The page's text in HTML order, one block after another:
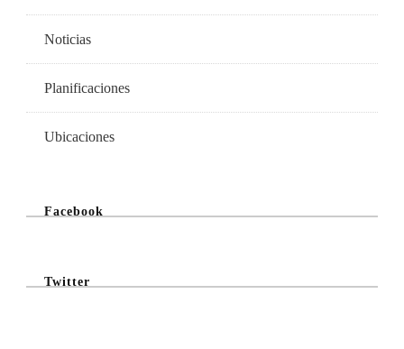
Noticias
Planificaciones
Ubicaciones
Facebook
Twitter